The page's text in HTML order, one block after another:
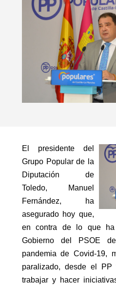
El presidente del
Grupo Popular de la
Diputación de
Toledo, Manuel
Fernández, ha
asegurado hoy que,
en contra de lo que
Gobierno del PSOE
pandemia de Covid-19,
paralizado, desde el PP
trabajar y hacer